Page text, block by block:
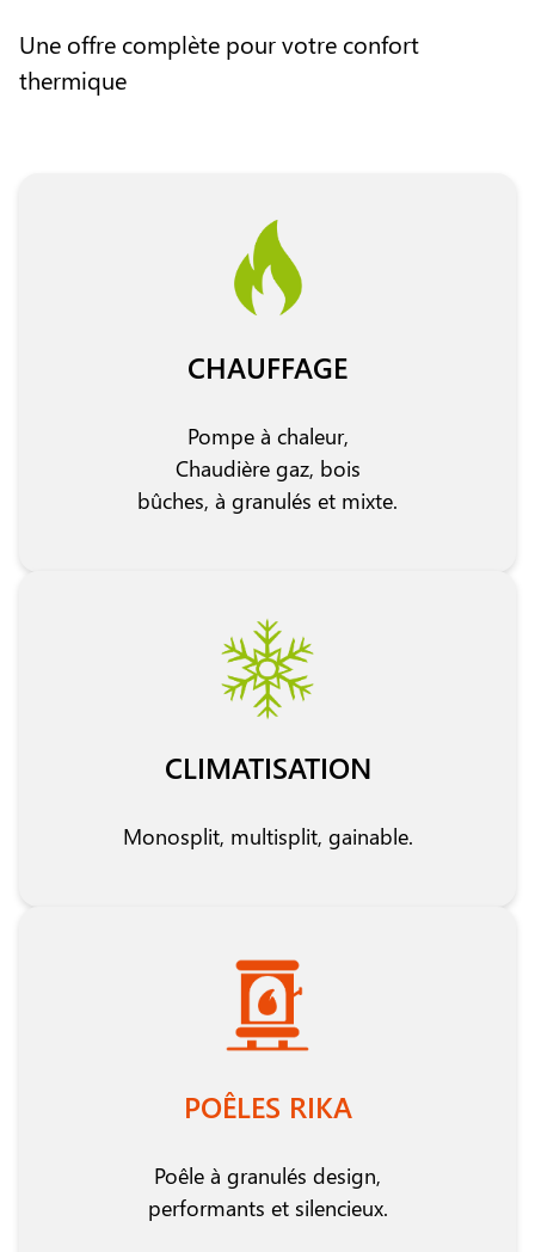
Une offre complète pour votre confort
thermique
CHAUFFAGE
Pompe à chaleur,
Chaudière gaz, bois
bûches, à granulés et mixte.
CLIMATISATION
Monosplit, multisplit, gainable.
POÊLES RIKA
Poêle à granulés design,
performants et silencieux.